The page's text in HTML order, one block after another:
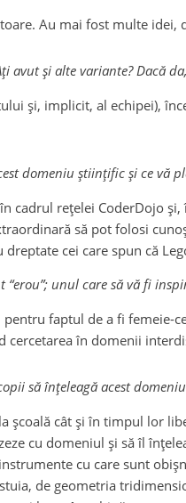
Au mai fost multe
avut și alte variante? Dacă
și, implicit, al echipei),
domeniu științific și ce vă
cadrul rețelei CoderDojo
să pot folosi
dreptate cei care spun că
unul care să vă fi
pentru faptul de a fi
cercetarea în domenii
să înțeleagă acest
școală cât și în timpul lor
cu domeniul și să îl
cu care sunt
de geometria